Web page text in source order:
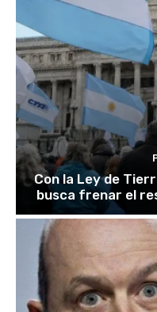
Con la Ley de
busca frenar el